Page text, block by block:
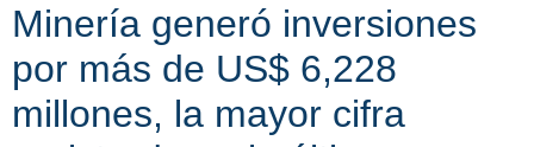
Minería generó inversiones
por más de US$ 6,228
millones, la mayor cifra